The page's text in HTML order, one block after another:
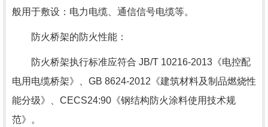
般用于敷设：电力电缆、通信信号电缆等。
防火桥架的防火性能：
防火桥架执行标准应符合 JB/T 10216-2013《电控配
电用电缆桥架》、GB 8624-2012《建筑材料及制品燃烧性
能分级》、CECS24:90《钢结构防火涂料使用技术规
范》。